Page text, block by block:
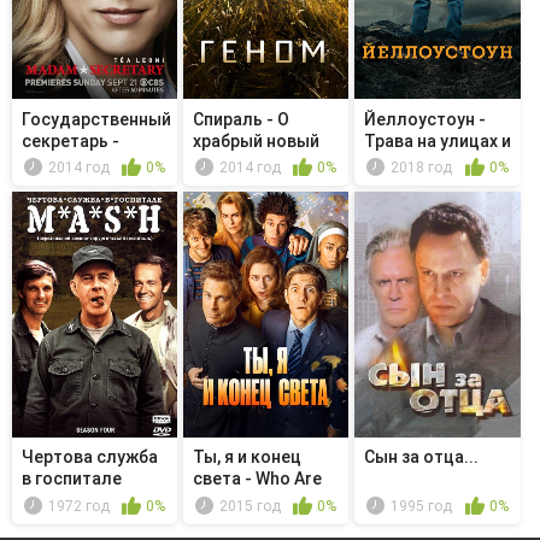
Государственный
секретарь -
Desperate...
2014 год 0%
Спираль - О
храбрый новый
мир2014 год 0%
Йеллоустоун -
Трава на улицах и
сорня...
2018 год 0%
Чертова служба
в гoспитале
M*A*S*H - ...
1972 год 0%
Ты, я и конец
света - Who Are
These P...
2015 год 0%
Сын за отца...
1995 год 0%